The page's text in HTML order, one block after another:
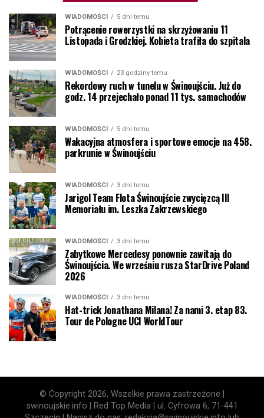
WIADOMOŚCI 5 dni temu
Potrącenie rowerzystki na skrzyżowaniu 11
Listopada i Grodzkiej. Kobieta trafiła do szpitala
WIADOMOŚCI 23 godziny temu
Rekordowy ruch w tunelu w Świnoujściu. Już do
godz. 14 przejechało ponad 11 tys. samochodów
WIADOMOŚCI 5 dni temu
Wakacyjna atmosfera i sportowe emocje na 458.
parkrunie w Świnoujściu
WIADOMOŚCI 3 dni temu
Jarigol Team Flota Świnoujście zwycięzcą III
Memoriału im. Leszka Zakrzewskiego
WIADOMOŚCI 3 dni temu
Zabytkowe Mercedesy ponownie zawitają do
Świnoujścia. We wrześniu rusza StarDrive Poland
2026
WIADOMOŚCI 3 dni temu
Hat-trick Jonathana Milana! Za nami 3. etap 83.
Tour de Pologne UCI WorldTour
© Copyright 2026, Wszelkie prawa zastrzeżone |
swinoujskie.info | Red Top Media | ul. Cyfrowa 6, 71-441